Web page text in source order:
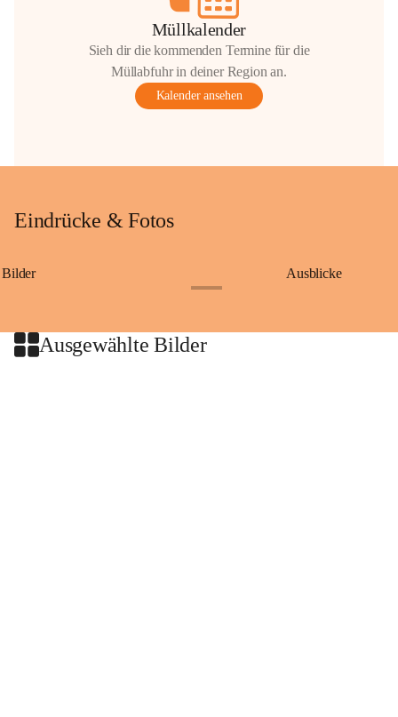
Müllkalender
Sieh dir die kommenden Termine für die
Müllabfuhr in deiner Region an.
Kalender ansehen
Eindrücke & Fotos
Bilder Ausblicke
Ausgewählte Bilder